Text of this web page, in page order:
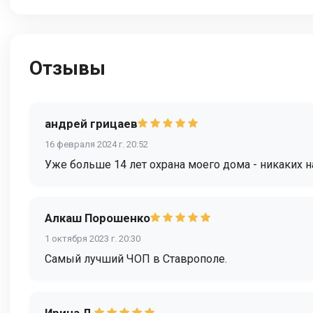
Отзывы
андрей грицаев
16 февраля 2024 г. 20:52
Уже больше 14 лет охрана моего дома - никаких
Алкаш Порошенко
1 октября 2023 г. 20:30
Самый лучший ЧОП в Ставрополе.